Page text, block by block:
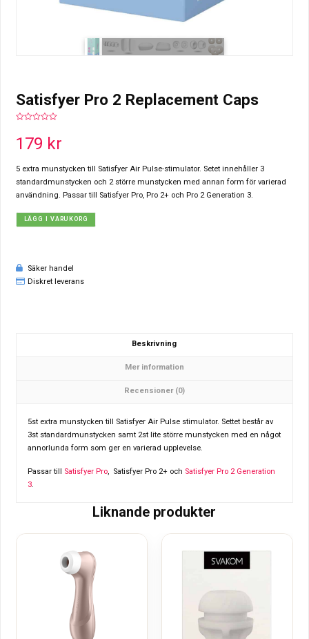
Satisfyer Pro 2 Replacement Caps
of
5
179 kr
5 extra munstycken till Satisfyer Air Pulse-stimulator. Setet innehåller 3
standardmunstycken och 2 större munstycken med annan form för varierad
användning. Passar till Satisfyer Pro, Pro 2+ och Pro 2 Generation 3.
LÄGG I VARUKORG
Säker handel
Diskret leverans
Beskrivning
Mer information
Recensioner (0)
5st extra munstycken till Satisfyer Air Pulse stimulator. Settet består av
3st standardmunstycken samt 2st lite större munstycken med en något
annorlunda form som ger en varierad upplevelse.
Passar till Satisfyer Pro, Satisfyer Pro 2+ och Satisfyer Pro 2 Generation
3.
Liknande produkter